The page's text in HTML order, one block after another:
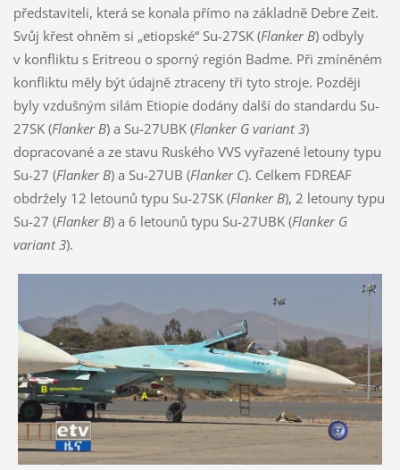
představiteli, která se konala přímo na základně Debre Zeit.
Svůj křest ohněm si „etiopské“ Su-27SK (Flanker B) odbyly
v konfliktu s Eritreou o sporný región Badme. Při zmíněném
konfliktu měly být údajně ztraceny tři tyto stroje. Později
byly vzdušným silám Etiopie dodány další do standardu Su-
27SK (Flanker B) a Su-27UBK (Flanker G variant 3)
dopracované a ze stavu Ruského VVS vyřazené letouny typu
Su-27 (Flanker B) a Su-27UB (Flanker C). Celkem FDREAF
obdržely 12 letounů typu Su-27SK (Flanker B), 2 letouny typu
Su-27 (Flanker B) a 6 letounů typu Su-27UBK (Flanker G
variant 3).